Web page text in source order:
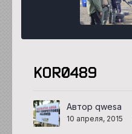
KOR0489
Автор qwesa
10 апреля, 2015